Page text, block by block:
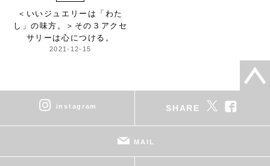
＜いいジュエリーは「わた
し」の味方。＞ その３アクセ
サリーは心につける。
2021-12-15
instagram SHARE
MAIL